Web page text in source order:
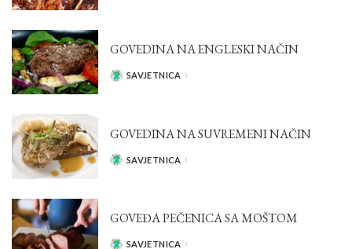
GOVEDINA NA ENGLESKI NAČIN
POSTED
SAVJETNICA
GOVEDINA NA SUVREMENI NAČIN
POSTED
SAVJETNICA
GOVEĐA PEČENICA SA MOŠTOM
SAVJETNICA